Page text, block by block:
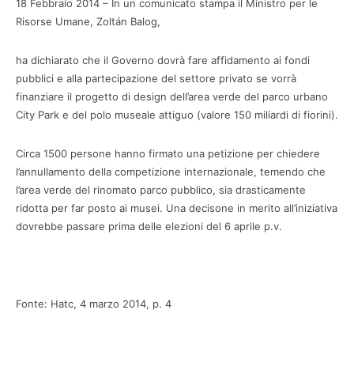
18 Febbraio 2014 – In un comunicato stampa il Ministro per le
Risorse Umane, Zoltán Balog,
ha dichiarato che il Governo dovrà fare affidamento ai fondi
pubblici e alla partecipazione del settore privato se vorrà
finanziare il progetto di design dell’area verde del parco urbano
City Park e del polo museale attiguo (valore 150 miliardi di fiorini).
Circa 1500 persone hanno firmato una petizione per chiedere
l’annullamento della competizione internazionale, temendo che
l’area verde del rinomato parco pubblico, sia drasticamente
ridotta per far posto ai musei. Una decisone in merito all’iniziativa
dovrebbe passare prima delle elezioni del 6 aprile p.v.
Fonte: Hatc, 4 marzo 2014, p. 4